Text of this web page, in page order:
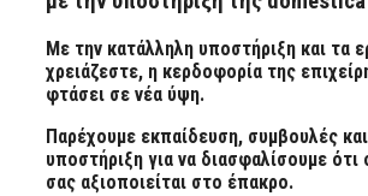
Με την κατάλληλη υποστήριξη και τα
χρειάζεστε, η κερδοφορία της
φτάσει σε νέα ύψη.
Παρέχουμε εκπαίδευση, συμβουλές
υποστήριξη για να διασφαλίσουμε
σας αξιοποιείται στο έπακρο.